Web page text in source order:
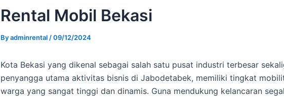
Rental Mobil Bekasi
Byadminrental/09/12/2024
Kota Bekasi yang dikenal sebagai salah satu pusat industri terbesar
penyangga utama aktivitas bisnis di Jabodetabek, memiliki tingkat
warga yang sangat tinggi dan dinamis. Guna mendukung kelancaran